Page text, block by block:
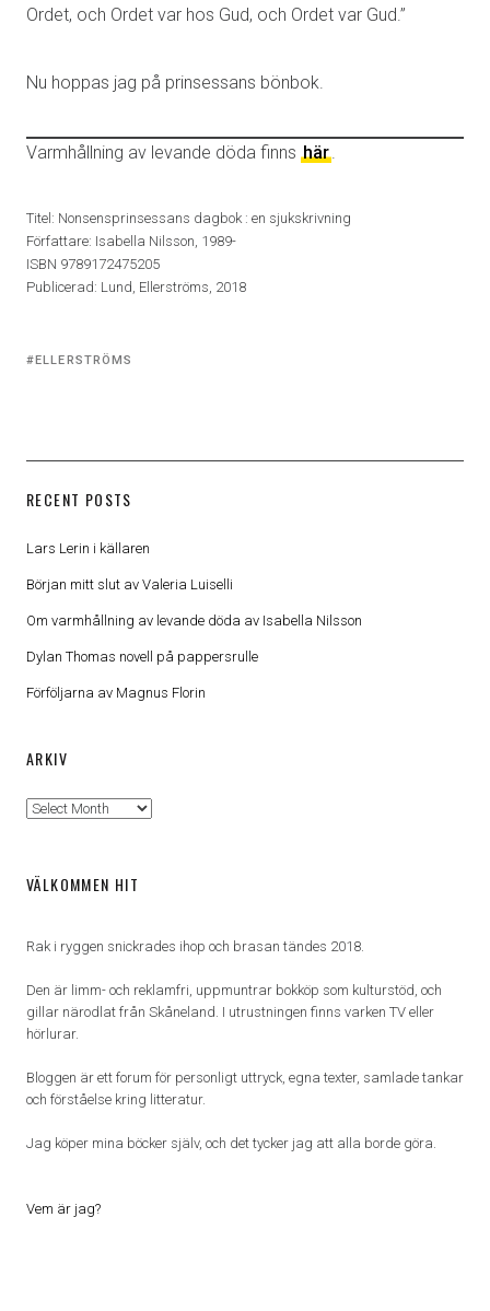
Ordet, och Ordet var hos Gud, och Ordet var Gud.”
Nu hoppas jag på prinsessans bönbok.
Varmhållning av levande döda finns här.
Titel: Nonsensprinsessans dagbok : en sjukskrivning
Författare: Isabella Nilsson, 1989-
ISBN 9789172475205
Publicerad: Lund, Ellerströms, 2018
Tagged
ELLERSTRÖMS
RECENT POSTS
Lars Lerin i källaren
Början mitt slut av Valeria Luiselli
Om varmhållning av levande döda av Isabella Nilsson
Dylan Thomas novell på pappersrulle
Förföljarna av Magnus Florin
ARKIV
Arkiv
VÄLKOMMEN HIT
Rak i ryggen snickrades ihop och brasan tändes 2018.
Den är limm- och reklamfri, uppmuntrar bokköp som kulturstöd, och
gillar närodlat från Skåneland. I utrustningen finns varken TV eller
hörlurar.
Bloggen är ett forum för personligt uttryck, egna texter, samlade tankar
och förståelse kring litteratur.
Jag köper mina böcker själv, och det tycker jag att alla borde göra.
Vem är jag?